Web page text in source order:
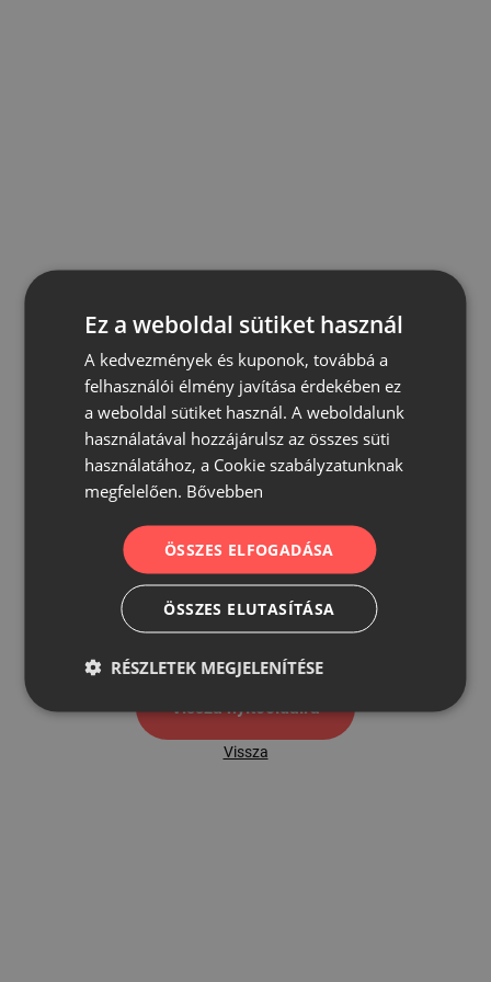
500
Vissza nyítóoldalra
Vissza
Ez a weboldal sütiket használ
A kedvezmények és kuponok, továbbá a
felhasználói élmény javítása érdekében ez
a weboldal sütiket használ. A weboldalunk
használatával hozzájárulsz az összes süti
használatához, a Cookie szabályzatunknak
megfelelően. Bővebben
ÖSSZES ELFOGADÁSA
ÖSSZES ELUTASÍTÁSA
RÉSZLETEK MEGJELENÍTÉSE